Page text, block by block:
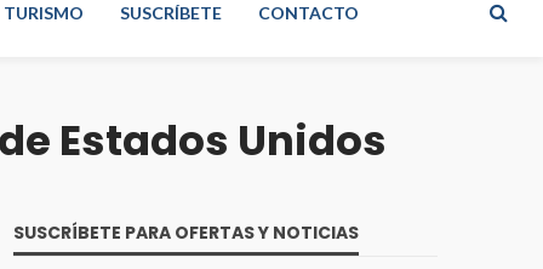
TURISMO SUSCRÍBETE CONTACTO
Estados Unidos
SUSCRÍBETE PARA OFERTAS Y NOTICIAS